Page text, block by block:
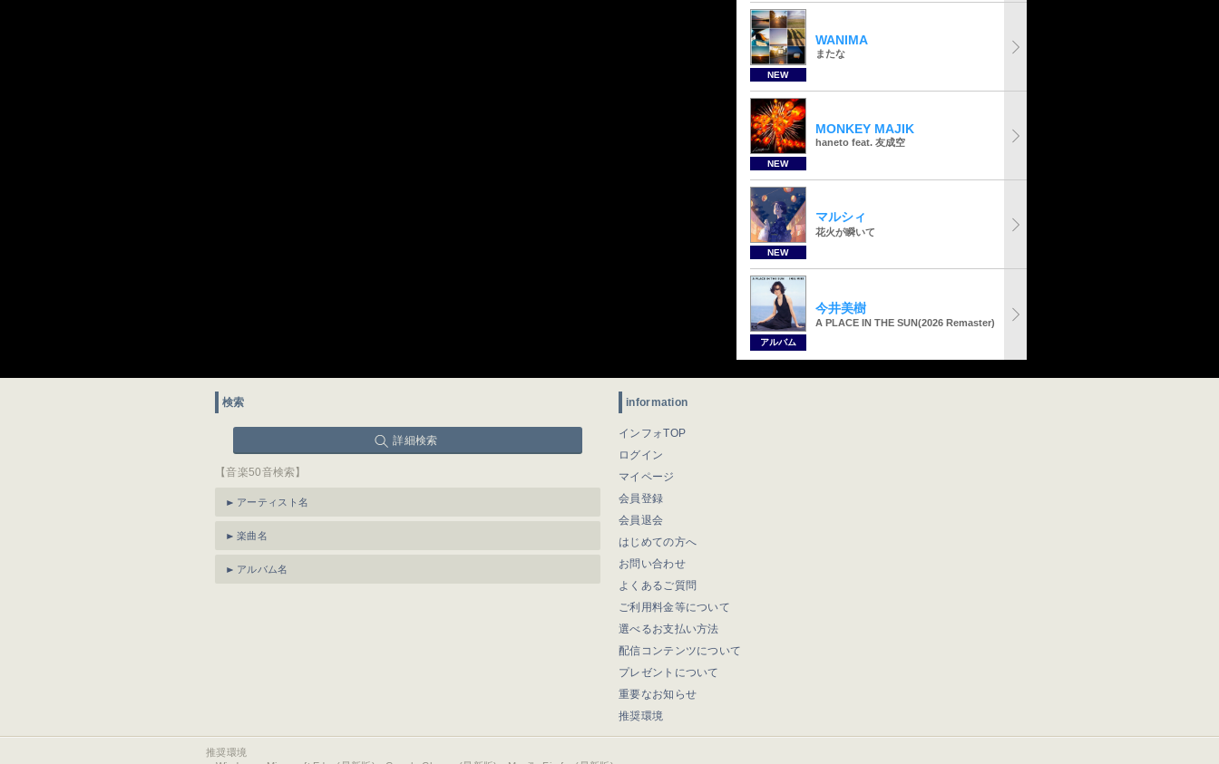
NEW
WANIMA
またな
NEW
MONKEY MAJIK
haneto feat. 友成空
NEW
マルシィ
花火が瞬いて
アルバム
今井美樹
A PLACE IN THE SUN(2026 Remaster)
検索
詳細検索
【音楽50音検索】
アーティスト名
楽曲名
アルバム名
information
インフォTOP
ログイン
マイページ
会員登録
会員退会
はじめての方へ
お問い合わせ
よくあるご質問
ご利用料金等について
選べるお支払い方法
配信コンテンツについて
プレゼントについて
重要なお知らせ
推奨環境
推奨環境